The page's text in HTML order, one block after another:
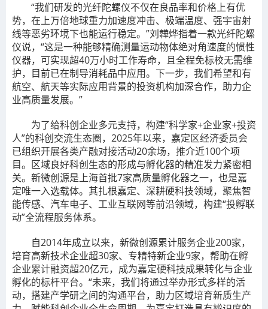
“我们研发的光纤陀螺仪不仅在良品率和价格上有优
势，在上万倍地球重力加速度冲击、极端温度、强宇宙射
线等恶劣环境下也能运行稳定。”刘韡烨指着一款光纤陀螺
仪说，“这是一种能够精确测量运动物体绝对角速度的惯性
仪器，可实现超40万小时工作寿命，且全程免标校无需维
护，目前已在制导消耗品中应用。下一步，我们希望和有
航空、航天等实际应用背景的投资机构加深合作，助力企
业高质量发展。”
为了给科创企业多元支持，构建“科学家+企业家+投资
人”的科创交流生态圈，2025年以来，嘉定区经济委员会
已组织开展各类产融对接活动20余场，推介近100个项
目。区域良好科创生态的形成与孵化器的精准发力紧密相
关。新微创源是上海首批7家高质量孵化器之一，也是嘉
定唯一入选载体。其扎根嘉定、深耕硬科技领域，聚焦智
能传感、汽车电子、工业互联网等前沿领域，构建“投孵联
动”全流程服务体系。
自2014年成立以来，新微创源累计服务企业200家，
培育高新技术企业超30家、专精特新企业9家，帮助在孵
企业累计融资超20亿元，成为嘉定硬科技成果转化与企业
孵化的标杆平台。“未来，我们将通过举办形式多样的活
动，搭建产学研之间的沟通平台，助力区域培育新质生产